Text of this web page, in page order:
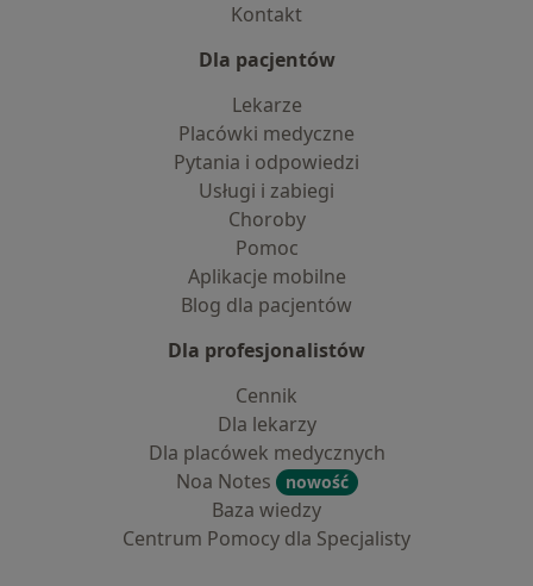
Kontakt
Dla pacjentów
Lekarze
Placówki medyczne
Pytania i odpowiedzi
Usługi i zabiegi
Choroby
Pomoc
Aplikacje mobilne
Blog dla pacjentów
Dla profesjonalistów
Cennik
Dla lekarzy
Dla placówek medycznych
Noa Notes
nowość
Baza wiedzy
Centrum Pomocy dla Specjalisty